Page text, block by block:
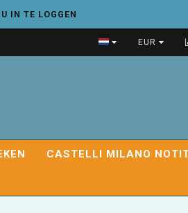
IN TE LOGGEN
HandigeEUR
CASTELLI MILANO